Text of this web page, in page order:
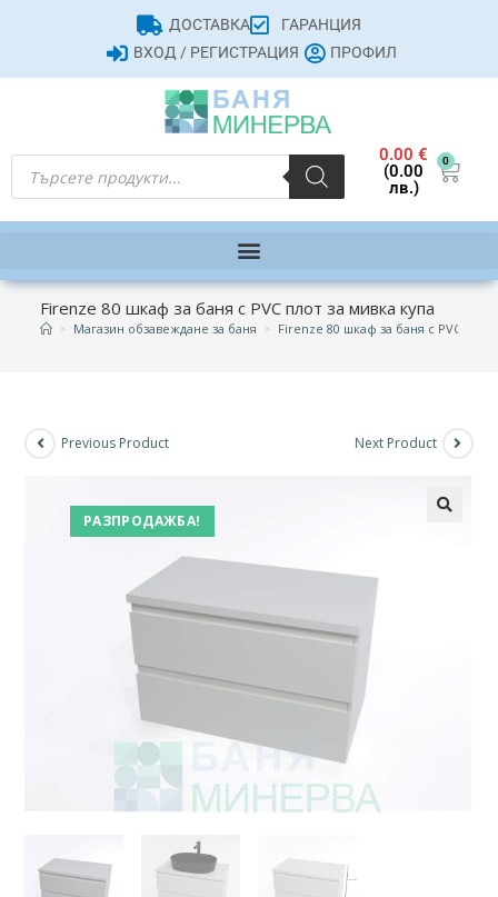
ДОСТАВКА
ГАРАНЦИЯ
ВХОД / РЕГИСТРАЦИЯ
ПРОФИЛ
0.00€
(0.00
лв.)
0
Firenze 80 шкаф за баня с PVC плот за мивка купа
> Магазин обзавеждане за баня > Firenze 80 шкаф за баня с PVC плот
РАЗПРОДАЖБА!
Previous Product Next Product